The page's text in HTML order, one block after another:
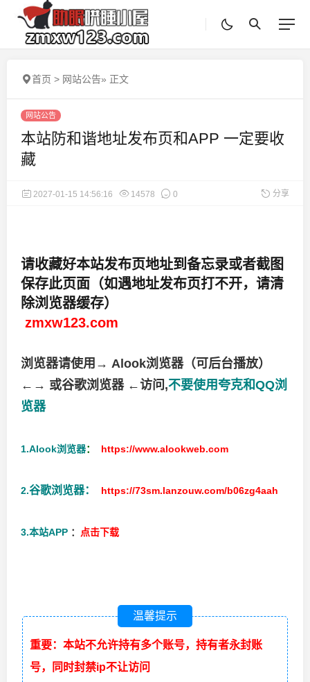
首页 > 网站公告» 正文
网站公告
本站防和谐地址发布页和APP 一定要收
藏
2027-01-15 14:56:16 14578 0 分享
请收藏好本站发布页地址到备忘录或者截图
保存此页面（如遇地址发布页打不开，请清
除浏览器缓存）
zmxw123.com
浏览器请使用→ Alook浏览器（可后台播放）
←→ 或谷歌浏览器 ←访问,不要使用夸克和QQ浏
览器
1.Alook浏览器： https://www.alookweb.com
2.谷歌浏览器： https://73sm.lanzouw.com/b06zg4aah
3.本站APP ： 点击下载
温馨提示
重要：本站不允许持有多个账号，持有者永封账
号，同时封禁ip不让访问